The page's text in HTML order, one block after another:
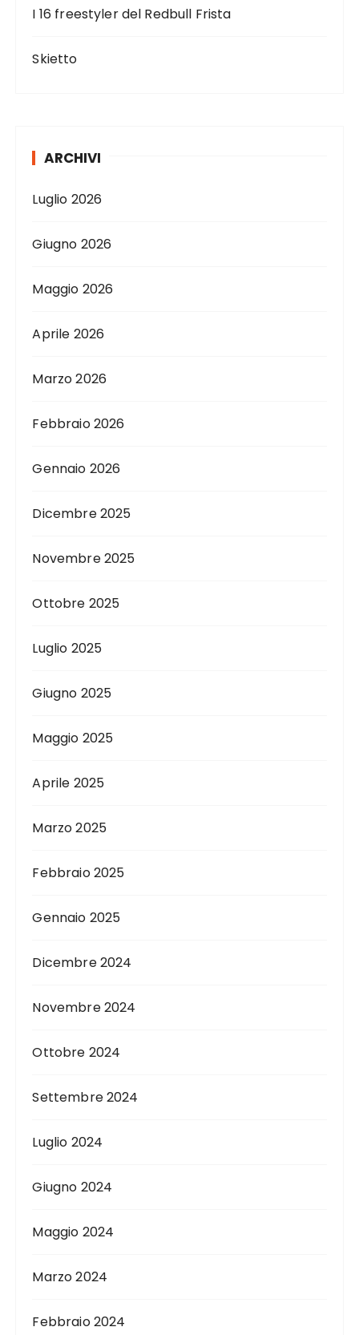
I 16 freestyler del Redbull Frista
Skietto
ARCHIVI
Luglio 2026
Giugno 2026
Maggio 2026
Aprile 2026
Marzo 2026
Febbraio 2026
Gennaio 2026
Dicembre 2025
Novembre 2025
Ottobre 2025
Luglio 2025
Giugno 2025
Maggio 2025
Aprile 2025
Marzo 2025
Febbraio 2025
Gennaio 2025
Dicembre 2024
Novembre 2024
Ottobre 2024
Settembre 2024
Luglio 2024
Giugno 2024
Maggio 2024
Marzo 2024
Febbraio 2024